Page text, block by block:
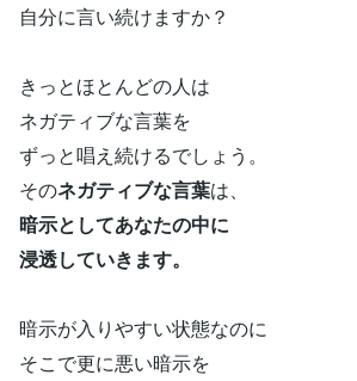
自分に言い続けますか？
きっとほとんどの人は
ネガティブな言葉を
ずっと唱え続けるでしょう。
そのネガティブな言葉は、
暗示としてあなたの中に
浸透していきます。
暗示が入りやすい状態なのに
そこで更に悪い暗示を